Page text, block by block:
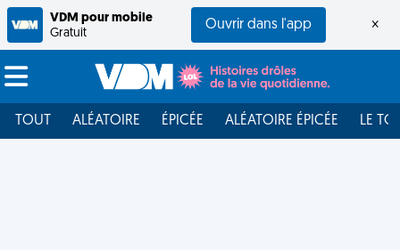
VDM pour mobile
Gratuit
Ouvrir dans l'app ×
TOUT ALÉATOIRE ÉPICÉE ALÉATOIRE ÉPICÉE LE